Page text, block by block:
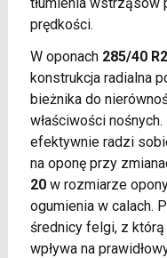
prędkości.
W oponach 285/40
konstrukcja radialna
bieżnika do
właściwości
efektywnie radzi
na oponę przy
20w rozmiarze
ogumienia w calach.
średnicy felgi, z którą
wpływa na